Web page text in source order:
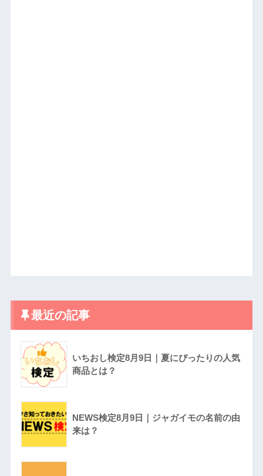
最近の記事
いちおし検定8月9日｜夏にぴったりの人気
商品とは？
NEWS検定8月9日｜ジャガイモの名前の由
来は？